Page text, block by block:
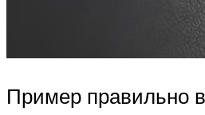
Пример правильно